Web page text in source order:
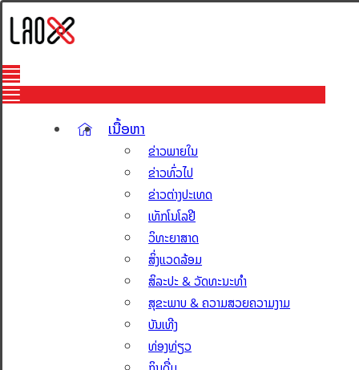
ເນື້ອຫາ
ຂ່າວພາຍໃນ
ຂ່າວທົ່ວໄປ
ຂ່າວຕ່າງປະເທດ
ເທັກໂນໂລຢີ
ວິທະຍາສາດ
ສິ່ງແວດລ້ອມ
ສິລະປະ & ວັດທະນະທຳ
ສຸຂະພາບ & ຄວາມສວຍຄວາມງາມ
ບັນເທີງ
ທ່ອງທ່ຽວ